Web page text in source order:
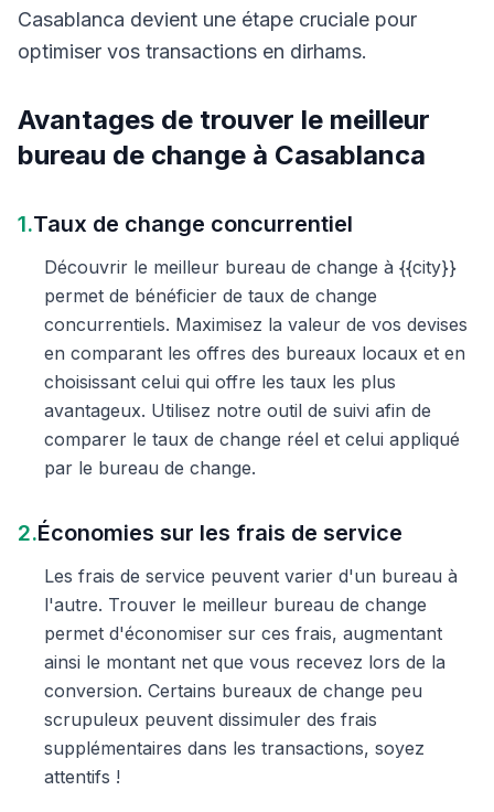
Casablanca devient une étape cruciale pour
optimiser vos transactions en dirhams.
Avantages de trouver le meilleur
bureau de change à Casablanca
1.Taux de change concurrentiel
Découvrir le meilleur bureau de change à {{city}}
permet de bénéficier de taux de change
concurrentiels. Maximisez la valeur de vos devises
en comparant les offres des bureaux locaux et en
choisissant celui qui offre les taux les plus
avantageux. Utilisez notre outil de suivi afin de
comparer le taux de change réel et celui appliqué
par le bureau de change.
2.Économies sur les frais de service
Les frais de service peuvent varier d'un bureau à
l'autre. Trouver le meilleur bureau de change
permet d'économiser sur ces frais, augmentant
ainsi le montant net que vous recevez lors de la
conversion. Certains bureaux de change peu
scrupuleux peuvent dissimuler des frais
supplémentaires dans les transactions, soyez
attentifs !